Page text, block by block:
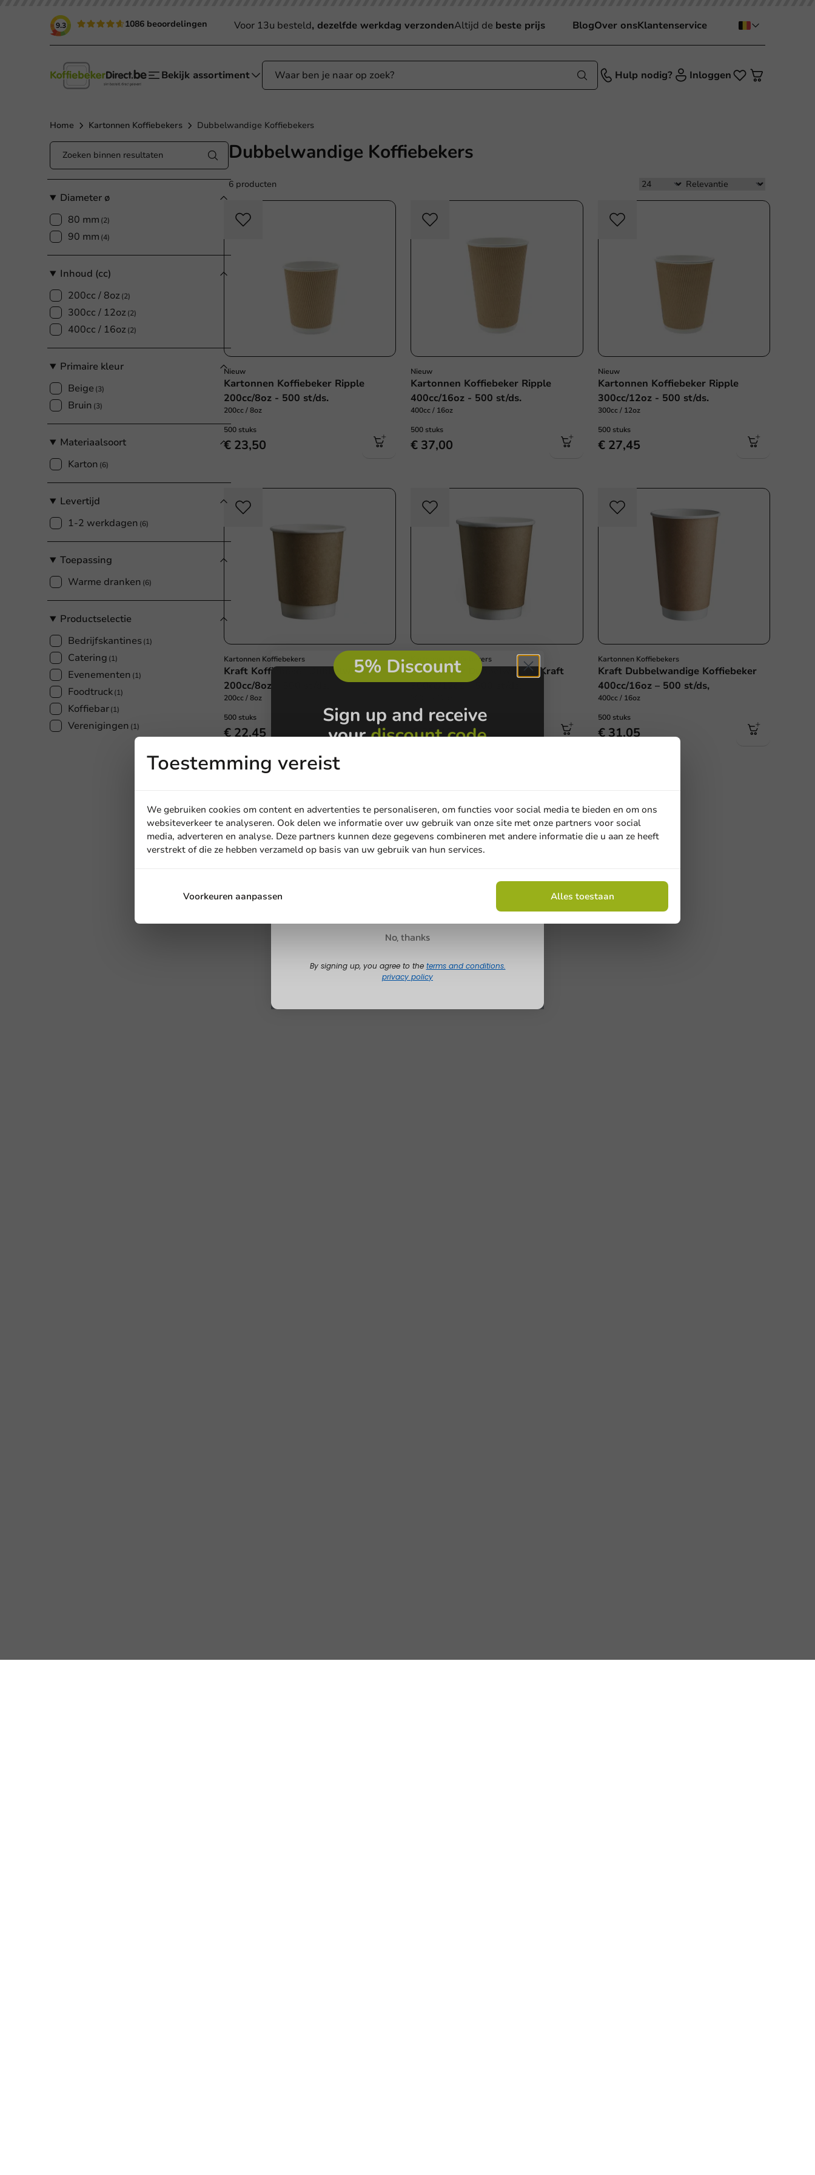
9.3 1086 beoordelingen Voor 13u besteld, dezelfde werkdag verzondenAltijd de beste prijs BlogOver onsKlantenservice
Bekijk assortiment Hulp nodig? Inloggen
Home Kartonnen Koffiebekers Dubbelwandige Koffiebekers
Diameter ø
80 mm (2)
90 mm (4)
Inhoud (cc)
200cc / 8oz (2)
300cc / 12oz (2)
400cc / 16oz (2)
Primaire kleur
Beige (3)
Bruin (3)
Materiaalsoort
Karton (6)
Levertijd
1-2 werkdagen (6)
Toepassing
Warme dranken (6)
Productselectie
Bedrijfskantines (1)
Catering (1)
Evenementen (1)
Foodtruck(1)
Koffiebar(1)
Verenigingen (1)
Dubbelwandige Koffiebekers
6 producten
Nieuw
Kartonnen Koffiebeker Ripple
200cc/8oz - 500 st/ds.
200cc / 8oz
500 stuks
€ 23,50
Nieuw
Kartonnen Koffiebeker Ripple
400cc/16oz - 500 st/ds.
400cc / 16oz
500 stuks
€ 37,00
Nieuw
Kartonnen Koffiebeker Ripple
300cc/12oz - 500 st/ds.
300cc / 12oz
500 stuks
€ 27,45
Kartonnen Koffiebekers
Kraft Koffiebeker Dubbelwandig
200cc/8oz – 500 st/ds.
200cc / 8oz
500 stuks
€ 22,45
Kartonnen Koffiebekers
Koffiebeker Dubbelwandig Kraft
300cc/12oz - 500 st/ds.
500 stuks
€ 25,40
Kartonnen Koffiebekers
Kraft Dubbelwandige Koffiebeker
400cc/16oz – 500 st/ds,
400cc / 16oz
500 stuks
€ 31,05
Toestemming vereist
We gebruiken cookies om content en advertenties te personaliseren, om functies voor social media te bieden en om ons
websiteverkeer te analyseren. Ook delen we informatie over uw gebruik van onze site met onze partners voor social
media, adverteren en analyse. Deze partners kunnen deze gegevens combineren met andere informatie die u aan ze heeft
verstrekt of die ze hebben verzameld op basis van uw gebruik van hun services.
Voorkeuren aanpassen Alles toestaan
Email
No, thanks
By signing up, you agree to the terms and conditions.
privacy policy